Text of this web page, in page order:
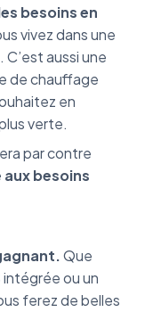
besoins en
vivez dans une
aussi une
de chauffage
en
verte.
par contre
besoins
Que
intégrée ou un
ferez de belles